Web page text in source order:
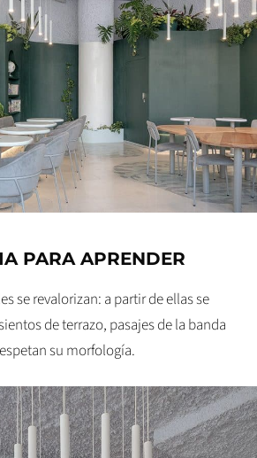
PARA APRENDER
se revalorizan: a partir de ellas se
de terrazo, pasajes de la banda
su morfología.